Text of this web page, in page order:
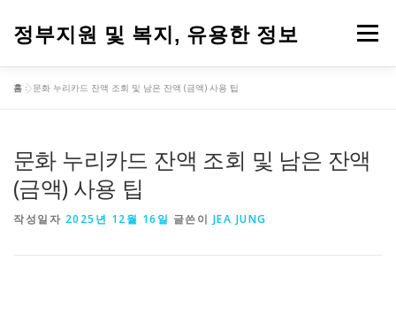
정부지원 및 복지, 유용한 정보 메뉴
홈 »문화 누리카드 잔액 조회 및 남은 잔액 (금액) 사용 팁
문화 누리카드 잔액 조회 및 남은 잔액
(금액) 사용 팁
작성일자 2025년 12월 16일 글쓴이 JEA JUNG